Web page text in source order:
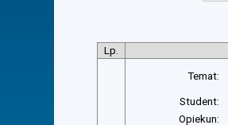
Lp.
Temat:
Student:
Opiekun: